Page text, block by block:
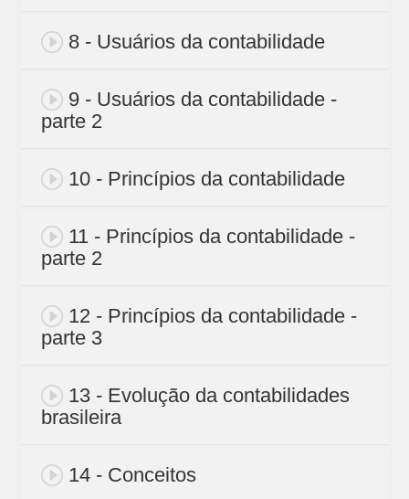
8 - Usuários da contabilidade
9 - Usuários da contabilidade -
parte 2
10 - Princípios da contabilidade
11 - Princípios da contabilidade -
parte 2
12 - Princípios da contabilidade -
parte 3
13 - Evolução da contabilidades
brasileira
14 - Conceitos